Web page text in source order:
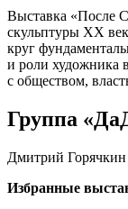
Выставка «После
скульптуры ХХ
круг
и роли художника
с обществом,
Группа
Дмитрий Горячкин
Избранные